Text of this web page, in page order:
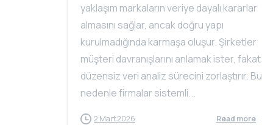
yaklaşım markaların veriye dayalı kararlar
almasını sağlar, ancak doğru yapı
kurulmadığında karmaşa oluşur. Şirketler
müşteri davranışlarını anlamak ister, fakat
düzensiz veri analiz sürecini zorlaştırır. Bu
nedenle firmalar sistemli...
2 Mart 2026 Read more